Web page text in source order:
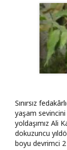
Sınırsız
yaşam
yoldaşımız Ali
dokuzuncu
boyu devrimci